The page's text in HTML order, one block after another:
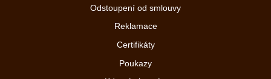
Odstoupení od smlouvy
Reklamace
Certifikáty
Poukazy